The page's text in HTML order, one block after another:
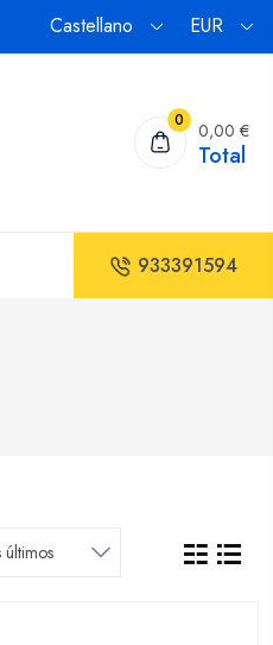
Castellano EUR
0 0,00 €
Total
933391594